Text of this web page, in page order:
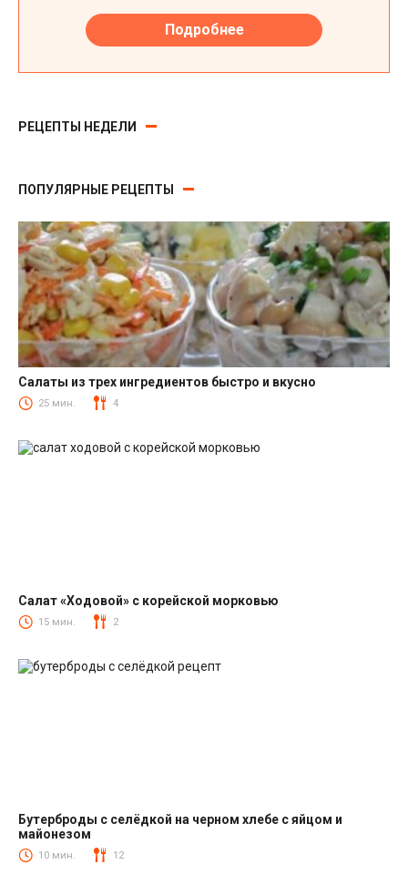
РЕЦЕПТЫ НЕДЕЛИ
ПОПУЛЯРНЫЕ РЕЦЕПТЫ
Салаты
Салаты из трех ингредиентов быстро и вкусно
25 мин. 4
Салаты с корейской морковкой
Салат «Ходовой» с корейской морковью
15 мин. 2
Закуски
Бутерброды с селёдкой на черном хлебе с яйцом и
майонезом
10 мин. 12